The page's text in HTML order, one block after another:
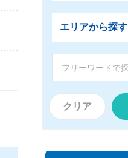
エリアから探す
クリア